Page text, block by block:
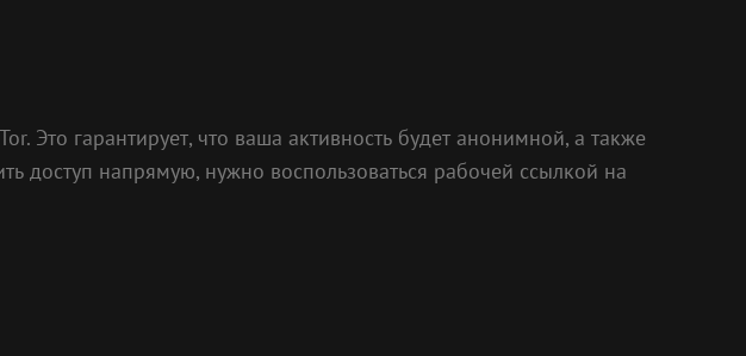
Это гарантирует, что ваша активность будет анонимной, а также
доступ напрямую, нужно воспользоваться рабочей ссылкой на